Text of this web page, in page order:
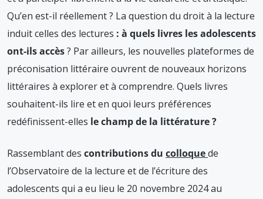
tous
les
adolescents
?
193,
mars
2025
Qu’en est-il réellement ? La question du droit à la lecture
induit celles des lectures : à quels livres les adolescents
ont-ils accès? Par ailleurs, les nouvelles plateformes de
préconisation littéraire ouvrent de nouveaux horizons
littéraires à explorer et à comprendre. Quels livres
souhaitent-ils lire et en quoi leurs préférences
redéfinissent-elles le champ de la littérature ?
Rassemblant des contributions du colloquede
l’Observatoire de la lecture et de l’écriture des
adolescents qui a eu lieu le 20 novembre 2024 au